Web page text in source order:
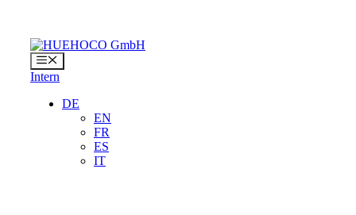
springen
Menü
Intern
DE
EN
FR
ES
IT